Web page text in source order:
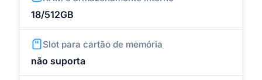
18/512GB
Slot para cartão de memória
não suporta